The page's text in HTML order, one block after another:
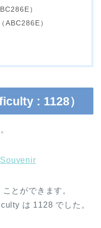
）
ABC286E）
: 1128）
とができます。
は 1128 でした。